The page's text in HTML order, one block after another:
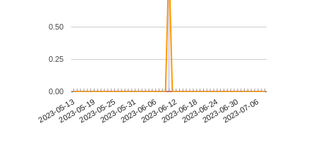
2023-05-132023-05-192023-05-252023-05-312023-06-062023-06-122023-06-182023-06-242023-06-302023-07-06
0.00
0.25
0.50